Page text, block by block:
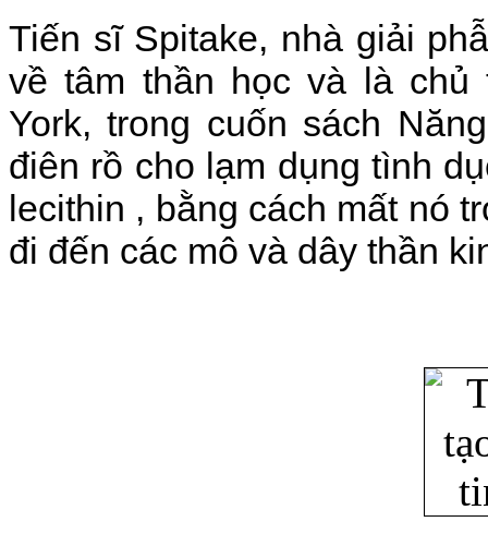
Tiến sĩ Spitake, nhà giải
về tâm thần học và là chủ
York, trong cuốn sách
điên rồ cho lạm dụng tình
lecithin , bằng cách mất nó
đi đến các mô và dây thần